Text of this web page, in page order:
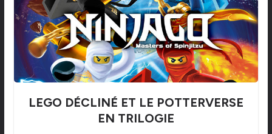
LEGO DÉCLINÉ ET LE POTTERVERSE
EN TRILOGIE